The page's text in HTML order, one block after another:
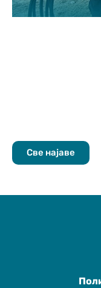
Све најаве